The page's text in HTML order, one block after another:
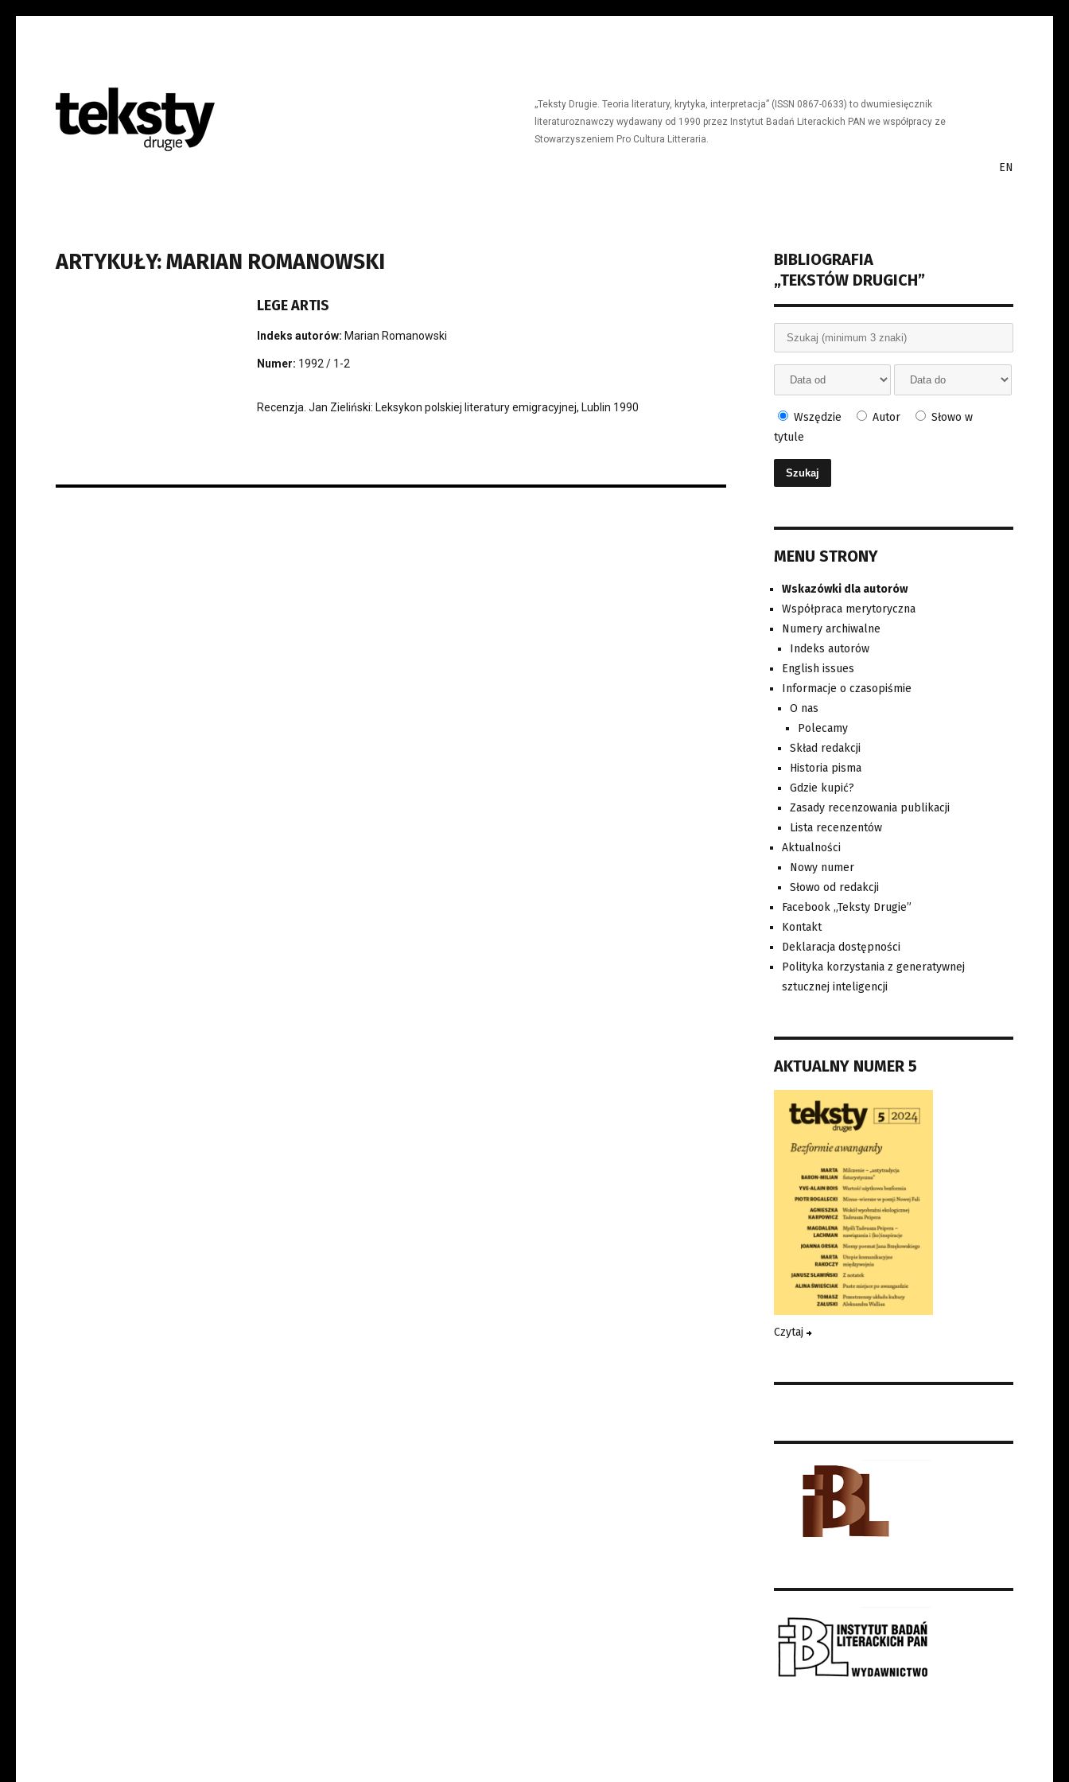
„Teksty Drugie. Teoria literatury, krytyka, interpretacja” (ISSN 0867-0633) to dwumiesięcznik
literaturoznawczy wydawany od 1990 przez Instytut Badań Literackich PAN we współpracy ze
Stowarzyszeniem Pro Cultura Litteraria.
EN
ARTYKUŁY: MARIAN ROMANOWSKI
LEGE ARTIS
Indeks autorów: Marian Romanowski
Numer: 1992 / 1-2
Recenzja. Jan Zieliński: Leksykon polskiej literatury emigracyjnej, Lublin 1990
BIBLIOGRAFIA
„TEKSTÓW DRUGICH”
Wszędzie Autor
Słowo w
tytule
MENU STRONY
Wskazówki dla autorów
Współpraca merytoryczna
Numery archiwalne
Indeks autorów
English issues
Informacje o czasopiśmie
O nas
Polecamy
Skład redakcji
Historia pisma
Gdzie kupić?
Zasady recenzowania publikacji
Lista recenzentów
Aktualności
Nowy numer
Słowo od redakcji
Facebook „Teksty Drugie”
Kontakt
Deklaracja dostępności
Polityka korzystania z generatywnej
sztucznej inteligencji
AKTUALNY NUMER 5
Czytaj